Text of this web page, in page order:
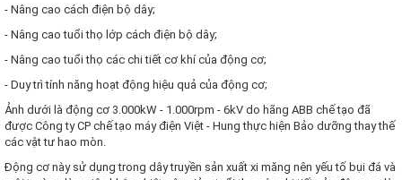
- Nâng cao cách điện bộ dây;
- Nâng cao tuổi thọ lớp cách điện bộ dây;
- Nâng cao tuổi thọ các chi tiết cơ khí của động cơ;
- Duy trì tính năng hoạt động hiệu quả của động cơ;
Ảnh dưới là động cơ 3.000kW - 1.000rpm - 6kV do hãng ABB chế tạo đã
được Công ty CP chế tạo máy điện Việt - Hung thực hiện Bảo dưỡng thay thế
các vật tư hao mòn.
Động cơ này sử dụng trong dây truyền sản xuất xi măng nên yếu tố bụi đá và